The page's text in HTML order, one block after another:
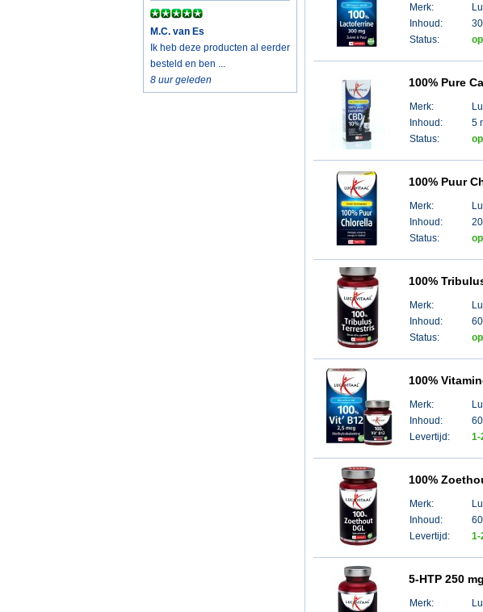
M.C. van Es
Ik heb deze producten al eerder
besteld en ben ...
8 uur geleden
Merk:
Inhoud:
Status:
100% Pure
Merk:
Inhoud:
5
Status:
100% Puur
Merk:
Inhoud:
Status:
100%
Merk:
Inhoud:
Status:
100%
Merk:
Inhoud:
Levertijd:
1-
100%
Merk:
Inhoud:
Levertijd:
1-
5-HTP 250 mg
Merk: